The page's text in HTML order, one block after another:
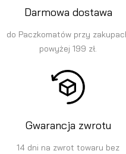
Darmowa dostawa
do Paczkomatów przy
powyżej 199 zł.
Gwarancja zwrotu
14 dni na zwrot towaru bez